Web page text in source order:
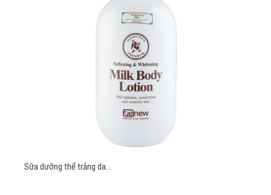
Sữa dưỡng thể trắng da...